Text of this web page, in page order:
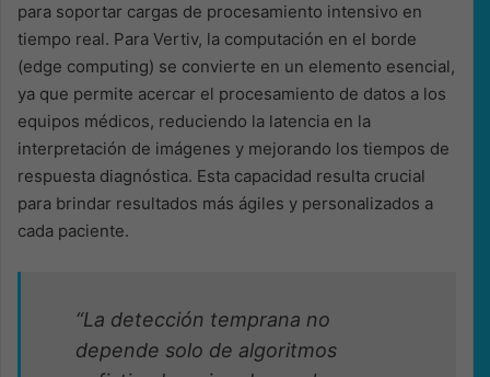
para soportar cargas de procesamiento intensivo en
tiempo real. Para Vertiv, la computación en el borde
(edge computing) se convierte en un elemento esencial,
ya que permite acercar el procesamiento de datos a los
equipos médicos, reduciendo la latencia en la
interpretación de imágenes y mejorando los tiempos de
respuesta diagnóstica. Esta capacidad resulta crucial
para brindar resultados más ágiles y personalizados a
cada paciente.
“La detección temprana no
depende solo de algoritmos